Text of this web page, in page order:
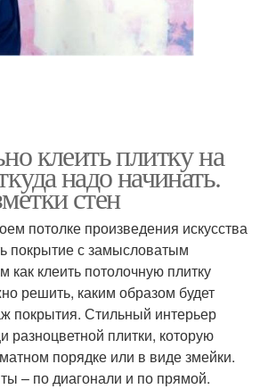
клеить плитку на
надо начинать.
стен
потолке произведения искусства
покрытие с замысловатым
как клеить потолочную плитку
решить, каким образом будет
покрытия. Стильный интерьер
разноцветной плитки, которую
порядке или в виде змейки.
– по диагонали и по прямой.